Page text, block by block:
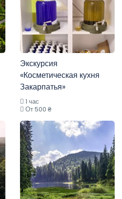
Экскурсия
«Косметическая кухня
Закарпатья»
1 час
От 500 ₴